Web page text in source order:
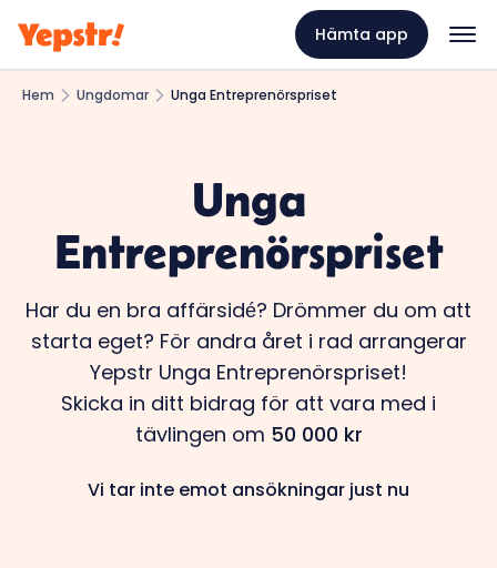
Hämta app
Hem Ungdomar Unga Entreprenörspriset
Unga
Entreprenörspriset
Har du en bra affärsidé? Drömmer du om att
starta eget? För andra året i rad arrangerar
Yepstr Unga Entreprenörspriset!
Skicka in ditt bidrag för att vara med i
tävlingen om 50 000 kr
Vi tar inte emot ansökningar just nu